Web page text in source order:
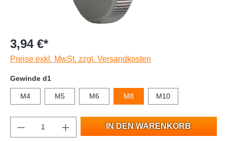
3,94 €*
Preise exkl. MwSt. zzgl. Versandkosten
Gewinde d1
M4 M5 M6 M8 M10
IN DEN WARENKORB